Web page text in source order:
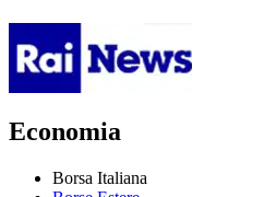
Economia
Borsa Italiana